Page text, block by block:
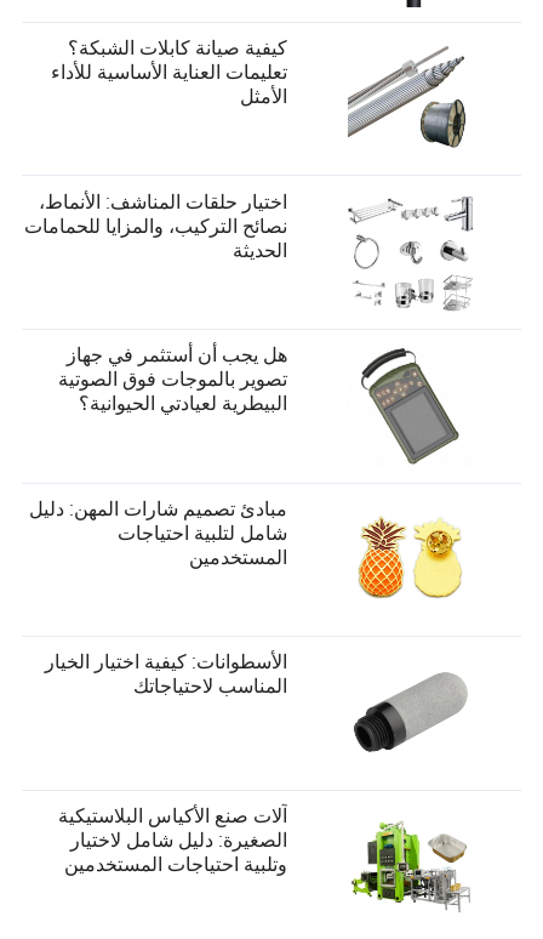
كيفية صيانة كابلات الشبكة؟
تعليمات العناية الأساسية للأداء
الأمثل
اختيار حلقات المناشف: الأنماط،
نصائح التركيب، والمزايا للحمامات
الحديثة
هل يجب أن أستثمر في جهاز
تصوير بالموجات فوق الصوتية
البيطرية لعيادتي الحيوانية؟
مبادئ تصميم شارات المهن: دليل
شامل لتلبية احتياجات
المستخدمين
الأسطوانات: كيفية اختيار الخيار
المناسب لاحتياجاتك
آلات صنع الأكياس البلاستيكية
الصغيرة: دليل شامل لاختيار
وتلبية احتياجات المستخدمين